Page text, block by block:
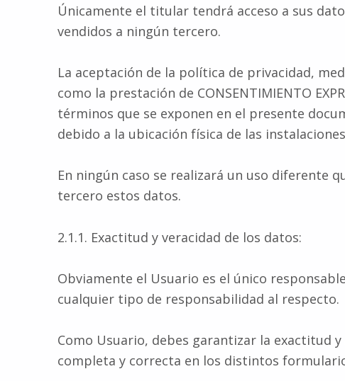
Únicamente el titular tendrá acceso a sus
vendidos a ningún tercero.
La aceptación de la política de privacidad,
como la prestación de CONSENTIMIENTO
términos que se exponen en el presente
debido a la ubicación física de las
En ningún caso se realizará un uso diferente
tercero estos datos.
2.1.1. Exactitud y veracidad de los datos:
Obviamente el Usuario es el único
cualquier tipo de responsabilidad al respecto.
Como Usuario, debes garantizar la exactitud
completa y correcta en los distintos